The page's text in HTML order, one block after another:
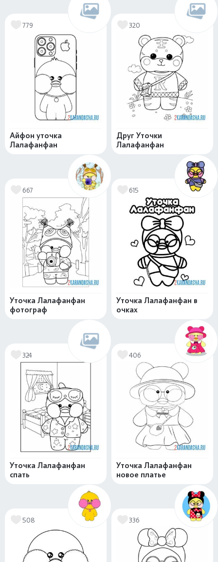
779
Айфон уточка
Лалафанфан
320
Друг Уточки
Лалафанфан
667
Уточка Лалафанфан
фотограф
615
Уточка Лалафанфан в
очках
324
Уточка Лалафанфан
спать
406
Уточка Лалафанфан
новое платье
508 336